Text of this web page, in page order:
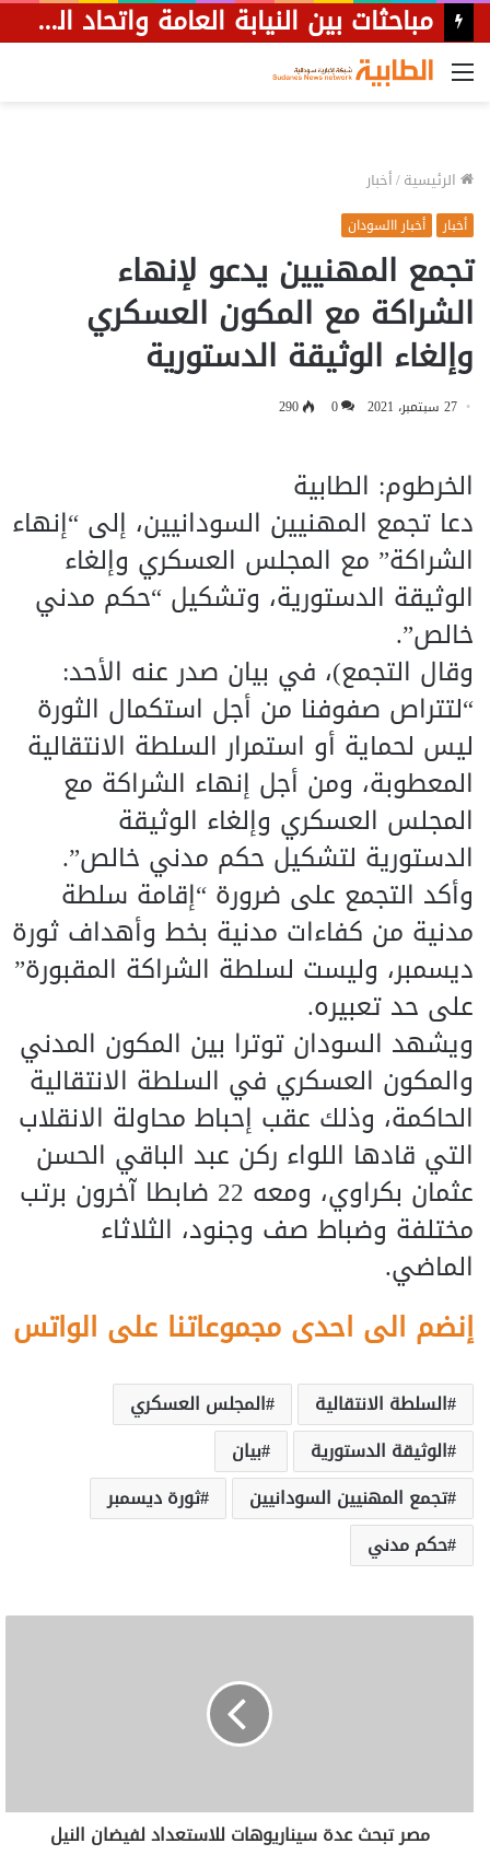
القائمة
الرئيسية/أخبار
أخبار أخبار االسودان
تجمع المهنيين يدعو لإنهاء
الشراكة مع المكون العسكري
وإلغاء الوثيقة الدستورية
27 سبتمبر، 2021 0
290
الخرطوم: الطابية
دعا تجمع المهنيين السودانيين، إلى “إنهاء
الشراكة” مع المجلس العسكري وإلغاء
الوثيقة الدستورية، وتشكيل “حكم مدني
خالص”.
وقال التجمع)، في بيان صدر عنه الأحد:
“لتتراص صفوفنا من أجل استكمال الثورة
ليس لحماية أو استمرار السلطة الانتقالية
المعطوبة، ومن أجل إنهاء الشراكة مع
المجلس العسكري وإلغاء الوثيقة
الدستورية لتشكيل حكم مدني خالص”.
وأكد التجمع على ضرورة “إقامة سلطة
مدنية من كفاءات مدنية بخط وأهداف ثورة
ديسمبر، وليست لسلطة الشراكة المقبورة”
على حد تعبيره.
ويشهد السودان توترا بين المكون المدني
والمكون العسكري في السلطة الانتقالية
الحاكمة، وذلك عقب إحباط محاولة الانقلاب
التي قادها اللواء ركن عبد الباقي الحسن
عثمان بكراوي، ومعه 22 ضابطا آخرون برتب
مختلفة وضباط صف وجنود، الثلاثاء
الماضي.
إنضم الى احدى مجموعاتنا على الواتس
السلطة الانتقالية
المجلس العسكري
الوثيقة الدستورية
بيان
تجمع المهنيين السودانيين
ثورة ديسمبر
حكم مدني
مصر تبحث عدة سيناريوهات للاستعداد لفيضان النيل